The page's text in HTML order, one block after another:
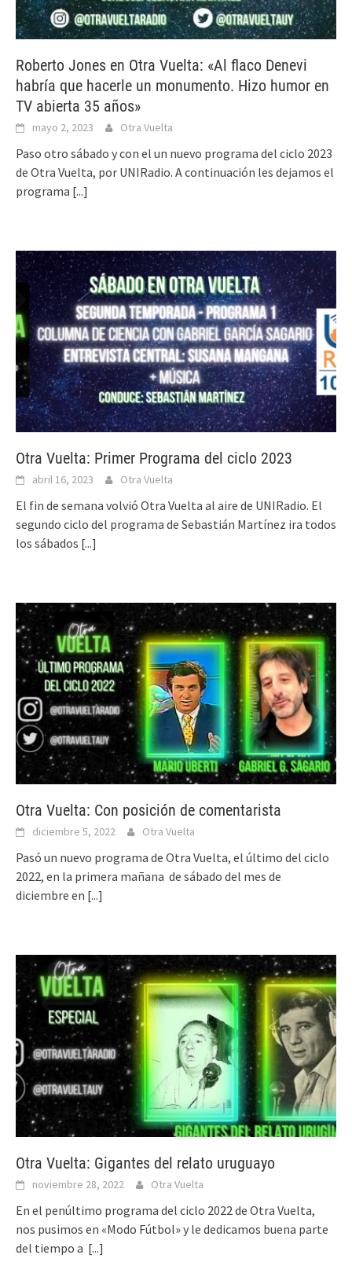
Roberto Jones en Otra Vuelta: «Al flaco Denevi
habría que hacerle un monumento. Hizo humor en
TV abierta 35 años»
mayo 2, 2023 Otra Vuelta
Paso otro sábado y con el un nuevo programa del ciclo 2023
de Otra Vuelta, por UNIRadio. A continuación les dejamos el
programa [...]
Otra Vuelta: Primer Programa del ciclo 2023
abril 16, 2023 Otra Vuelta
El fin de semana volvió Otra Vuelta al aire de UNIRadio. El
segundo ciclo del programa de Sebastián Martínez ira todos
los sábados [...]
Otra Vuelta: Con posición de comentarista
diciembre 5, 2022 Otra Vuelta
Pasó un nuevo programa de Otra Vuelta, el último del ciclo
2022, en la primera mañana de sábado del mes de
diciembre en [...]
Otra Vuelta: Gigantes del relato uruguayo
noviembre 28, 2022 Otra Vuelta
En el penúltimo programa del ciclo 2022 de Otra Vuelta,
nos pusimos en «Modo Fútbol» y le dedicamos buena parte
del tiempo a [...]